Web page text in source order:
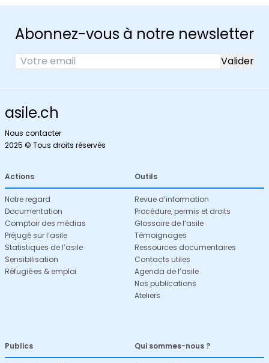
Abonnez-vous à notre newsletter
asile.ch
Nous contacter
2025 © Tous droits réservés
Actions
Notre regard
Documentation
Comptoir des médias
Préjugé sur l’asile
Statistiques de l’asile
Sensibilisation
Réfugié·es & emploi
Outils
Revue d’information
Procédure, permis et droits
Glossaire de l’asile
Témoignages
Ressources documentaires
Contacts utiles
Agenda de l’asile
Nos publications
Ateliers
Publics Qui sommes-nous ?